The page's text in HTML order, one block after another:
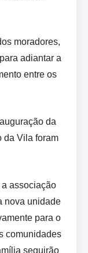
moradores,
adiantar a
entre os
da
da Vila foram
associação
nova unidade
para o
comunidades
seguirão